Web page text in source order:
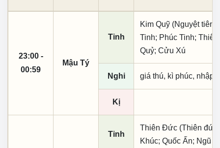
23:00 -
00:59
Mậu Tý
Tinh
Kim Quỹ (Nguyệt
Tinh; Phúc Tinh;
Quỷ; Cửu Xú
Nghi giá thú, kì phúc, nhập
Kị
Tinh
Thiên Đức (Thiên
Khúc; Quốc Ấn; Ngũ